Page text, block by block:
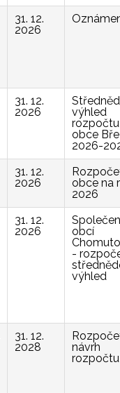
31. 12.
2026
31. 12.
2026
výhled
rozpočtu
obce
2026-
31. 12.
2026
obce na
2026
31. 12.
2026
obcí
-
výhled
31. 12.
2028
návrh
rozpočtu